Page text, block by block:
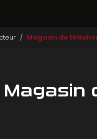
Magasin de
Magasin